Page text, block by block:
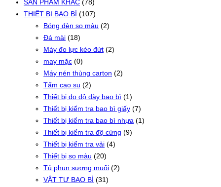
SẢN PHẨM KHÁC (78)
THIẾT BỊ BAO BÌ (107)
Bóng đèn so màu (2)
Đá mài (18)
Máy đo lực kéo đứt (2)
may mặc (0)
Máy nén thùng carton (2)
Tấm cao su (2)
Thiết bị đo độ dày bao bì (1)
Thiết bị kiểm tra bao bì giấy (7)
Thiết bị kiểm tra bao bì nhựa (1)
Thiết bị kiểm tra độ cứng (9)
Thiết bị kiểm tra vải (4)
Thiết bị so màu (20)
Tủ phun sương muối (2)
VẬT TƯ BAO BÌ (31)